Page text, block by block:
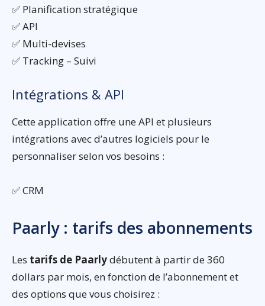
✅ Planification stratégique
✅ API
✅ Multi-devises
✅ Tracking – Suivi
Intégrations & API
Cette application offre une API et plusieurs
intégrations avec d’autres logiciels pour le
personnaliser selon vos besoins :
✅ CRM
Paarly : tarifs des abonnements
Les tarifs de Paarlydébutent à partir de 360
dollars par mois, en fonction de l’abonnement et
des options que vous choisirez :